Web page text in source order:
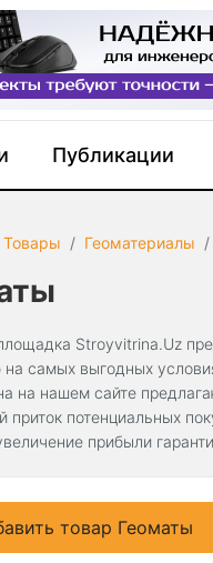
Публикации
Товары Геоматериалы
Stroyvitrina.Uz
самых выгодных
на нашем сайте
приток потенциальных
прибыли
товар Геоматы